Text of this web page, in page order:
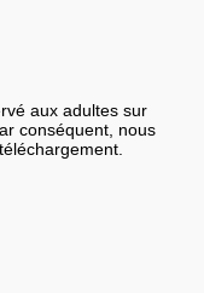
aux adultes sur
conséquent, nous